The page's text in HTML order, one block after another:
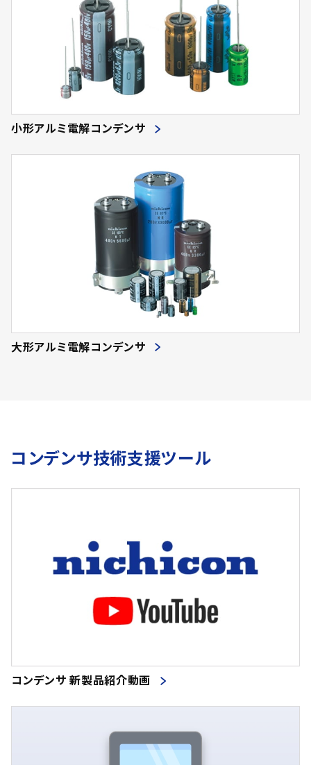
小形アルミ電解コンデンサ
大形アルミ電解コンデンサ
コンデンサ技術支援ツール
コンデンサ 新製品紹介動画